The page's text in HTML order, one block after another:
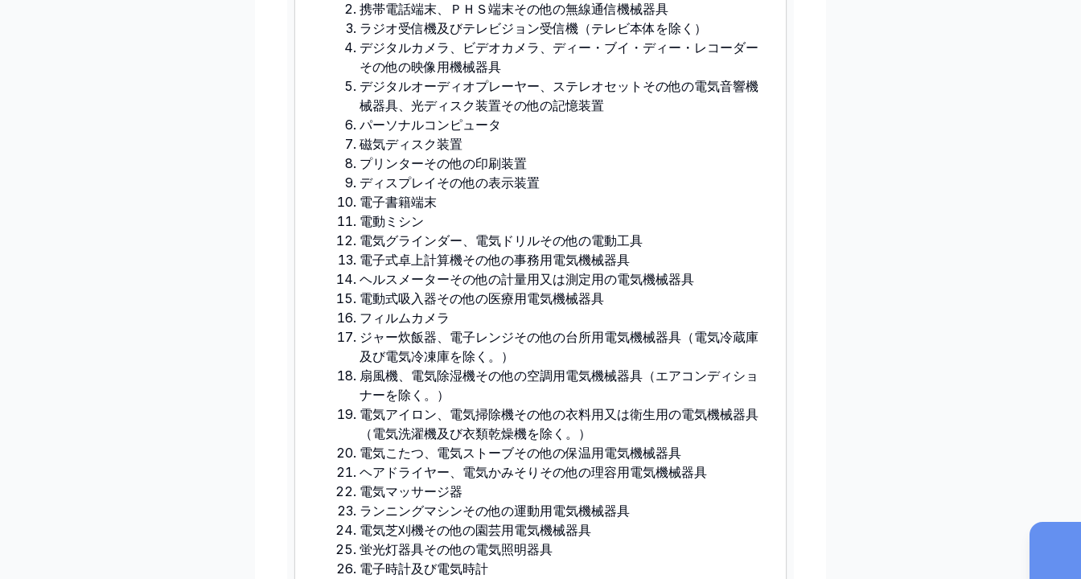
携帯電話端末、ＰＨＳ端末その他の無線通信機械器具
ラジオ受信機及びテレビジョン受信機（テレビ本体を除く）
デジタルカメラ、ビデオカメラ、ディー・ブイ・ディー・レコーダー
その他の映像用機械器具
デジタルオーディオプレーヤー、ステレオセットその他の電気音響機
械器具、光ディスク装置その他の記憶装置
パーソナルコンピュータ
磁気ディスク装置
プリンターその他の印刷装置
ディスプレイその他の表示装置
電子書籍端末
電動ミシン
電気グラインダー、電気ドリルその他の電動工具
電子式卓上計算機その他の事務用電気機械器具
ヘルスメーターその他の計量用又は測定用の電気機械器具
電動式吸入器その他の医療用電気機械器具
フィルムカメラ
ジャー炊飯器、電子レンジその他の台所用電気機械器具（電気冷蔵庫
及び電気冷凍庫を除く。）
扇風機、電気除湿機その他の空調用電気機械器具（エアコンディショ
ナーを除く。）
電気アイロン、電気掃除機その他の衣料用又は衛生用の電気機械器具
（電気洗濯機及び衣類乾燥機を除く。）
電気こたつ、電気ストーブその他の保温用電気機械器具
ヘアドライヤー、電気かみそりその他の理容用電気機械器具
電気マッサージ器
ランニングマシンその他の運動用電気機械器具
電気芝刈機その他の園芸用電気機械器具
蛍光灯器具その他の電気照明器具
電子時計及び電気時計